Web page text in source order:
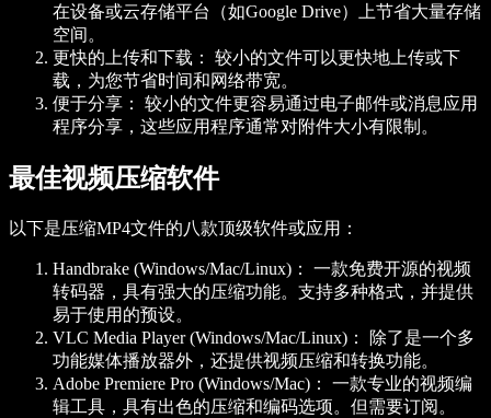
在设备或云存储平台（如Google Drive）上节省大量存储
空间。
更快的上传和下载：
较小的文件可以更快地上传或下
载，为您节省时间和网络带宽。
便于分享：
较小的文件更容易通过电子邮件或消息应用
程序分享，这些应用程序通常对附件大小有限制。
最佳视频压缩软件
以下是压缩MP4文件的八款顶级软件或应用：
Handbrake (Windows/Mac/Linux)：
一款免费开源的视频
转码器，具有强大的压缩功能。支持多种格式，并提供
易于使用的预设。
VLC Media Player (Windows/Mac/Linux)：
除了是一个多
功能媒体播放器外，还提供视频压缩和转换功能。
Adobe Premiere Pro (Windows/Mac)：
一款专业的视频编
辑工具，具有出色的压缩和编码选项。但需要订阅。